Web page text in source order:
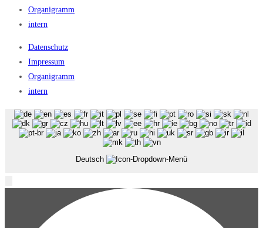
Organigramm
intern
Datenschutz
Impressum
Organigramm
intern
Deutsch